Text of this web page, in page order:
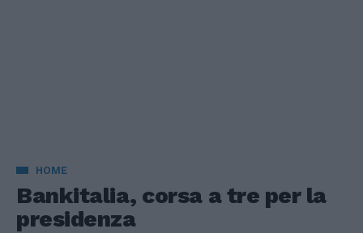
HOME
Bankitalia, corsa a tre per la
presidenza